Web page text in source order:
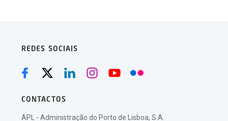
REDES SOCIAIS
CONTACTOS
APL - Administração do Porto de Lisboa, S.A.